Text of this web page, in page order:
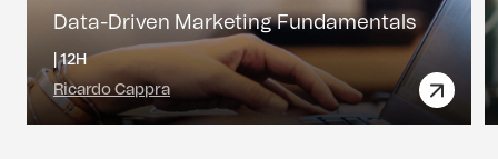
Data-Driven Marketing Fundamentals
|12H
Ricardo Cappra